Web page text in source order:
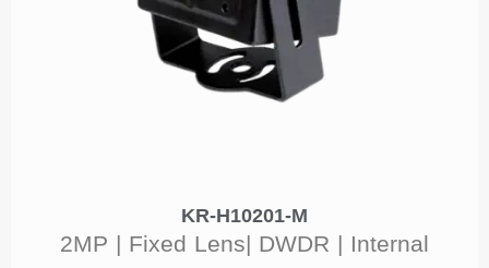
KR-H10201-M
2MP | Fixed Lens| DWDR | Internal